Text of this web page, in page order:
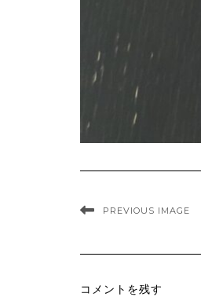
PREVIOUS IMAGE
コメントを残す